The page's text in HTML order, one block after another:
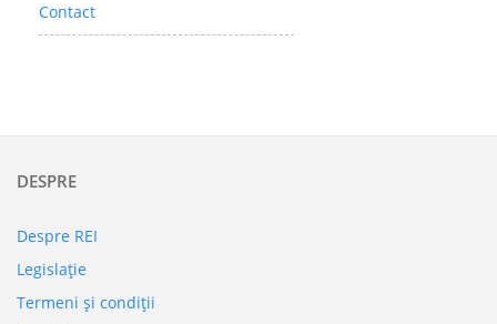
Contact
DESPRE
Despre REI
Legislaţie
Termeni şi condiţii